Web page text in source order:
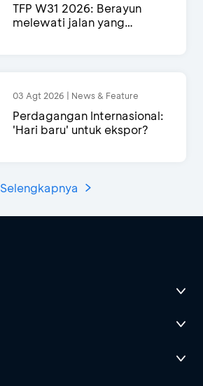
TFP W31 2026: Berayun
melewati jalan yang
03 Agt 2026 | News & Feature
Perdagangan Internasional:
'Hari baru' untuk ekspor?
Selengkapnya